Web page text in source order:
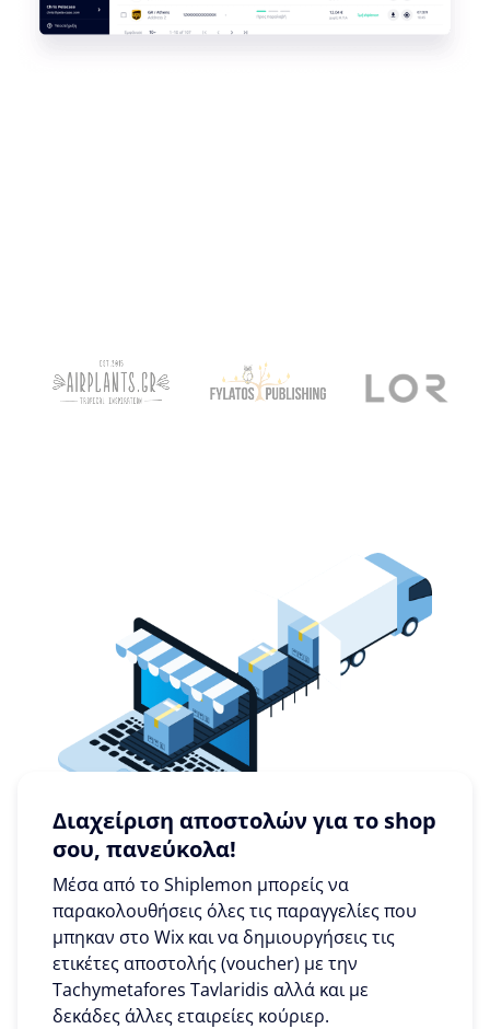
Διαχείριση αποστολών για το shop
σου, πανεύκολα!
Μέσα από το Shiplemon μπορείς να
παρακολουθήσεις όλες τις παραγγελίες που
μπηκαν στο Wix και να δημιουργήσεις τις
ετικέτες αποστολής (voucher) με την
Tachymetafores Tavlaridis αλλά και με
δεκάδες άλλες εταιρείες κούριερ.